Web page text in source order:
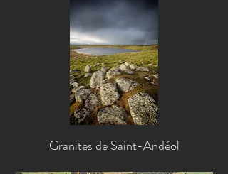
Granites de Saint-Andéol